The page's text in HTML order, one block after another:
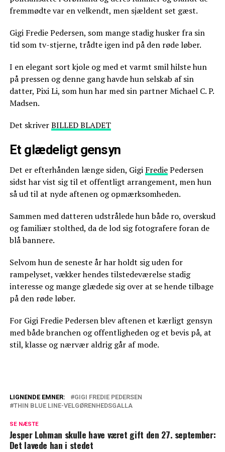
fremmødte var en velkendt, men sjældent set gæst.
Gigi Fredie Pedersen, som mange stadig husker fra sin
tid som tv-stjerne, trådte igen ind på den røde løber.
I en elegant sort kjole og med et varmt smil hilste hun
på pressen og denne gang havde hun selskab af sin
datter, Pixi Li, som hun har med sin partner Michael C. P.
Madsen.
Det skriverBILLED BLADET
Et glædeligt gensyn
Det er efterhånden længe siden, Gigi FrediePedersen
sidst har vist sig til et offentligt arrangement, men hun
så ud til at nyde aftenen og opmærksomheden.
Sammen med datteren udstrålede hun både ro, overskud
og familiær stolthed, da de lod sig fotografere foran de
blå bannere.
Selvom hun de seneste år har holdt sig uden for
rampelyset, vækker hendes tilstedeværelse stadig
interesse og mange glædede sig over at se hende tilbage
på den røde løber.
For Gigi Fredie Pedersen blev aftenen et kærligt gensyn
med både branchen og offentligheden og et bevis på, at
stil, klasse og nærvær aldrig går af mode.
Vlado: Politibetjenten overraskede på
Så meget tjener Mascha Vang hver måned
LIGNENDE EMNER:
GIGI FREDIE PEDERSEN
THIN BLUE LINE-VELGØRENHEDSGALLA
SE NÆSTE
Jesper Lohman skulle have været gift den 27. september:
Det lavede han i stedet